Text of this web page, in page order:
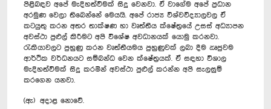
පිළිබඳව අපේ මැදිහත්වීමක් සිදු වෙනවා. ඒ වාගේම අපේ ප්‍රධාන
අරමුණ වෙලා තිබෙන්නේ මෙයයි. අපේ රාජ්‍ය විශ්වවිද්‍යාලවල ඒ
කටයුතු කරන අතර තාක්ෂණ හා වෘත්තීය ක්ෂේත්‍රයේ උසස් අධ්‍යාපන
අවස්ථා පුළුල් කිරීමට අපි විශේෂ අවධානයක් යොමු කරනවා.
රැකියාවලට පුහුණු කරන වෘත්තීයමය පුහුණුවක් ලබා දීම ඍජුවම
ආර්ථික වර්ධනයට සම්බන්ධ වෙන ක්ෂේත්‍රයක්. ඒ සඳහා විශාල
මැදිහත්වීමක් සිදු කරමින් අවස්ථා පුළුල් කරන්න අපි සැලසුම්
කරගෙන යනවා.
(ඇ) අදාළ නොවේ.